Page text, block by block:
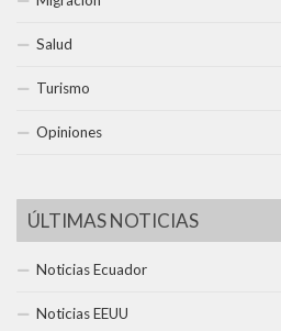
Salud
Turismo
Opiniones
ÚLTIMAS NOTICIAS
Noticias Ecuador
Noticias EEUU